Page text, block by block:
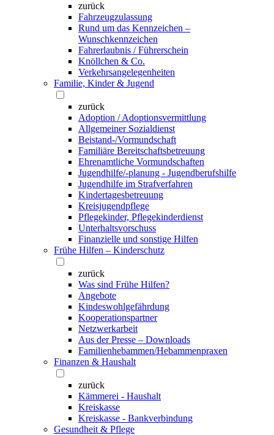
zurück
Fahrzeugzulassung
Rund um das Kennzeichen –
Wunschkennzeichen
Fahrerlaubnis / Führerschein
Knöllchen & Co.
Verkehrsangelegenheiten
Familie, Kinder & Jugend
zurück
Adoption / Adoptionsvermittlung
Allgemeiner Sozialdienst
Beistand-/Vormundschaft
Familiäre Bereitschaftsbetreuung
Ehrenamtliche Vormundschaften
Jugendhilfe/-planung - Jugendberufshilfe
Jugendhilfe im Strafverfahren
Kindertagesbetreuung
Kreisjugendpflege
Pflegekinder, Pflegekinderdienst
Unterhaltsvorschuss
Finanzielle und sonstige Hilfen
Frühe Hilfen – Kinderschutz
zurück
Was sind Frühe Hilfen?
Angebote
Kindeswohlgefährdung
Kooperationspartner
Netzwerkarbeit
Aus der Presse – Downloads
Familienhebammen/Hebammenpraxen
Finanzen & Haushalt
zurück
Kämmerei - Haushalt
Kreiskasse
Kreiskasse - Bankverbindung
Gesundheit & Pflege